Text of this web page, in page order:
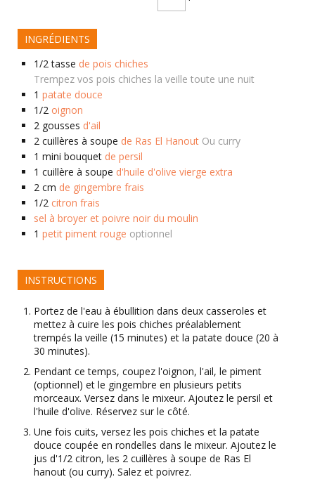
INGRÉDIENTS
1/2 tasse de pois chiches
Trempez vos pois chiches la veille toute une nuit
1 patate douce
1/2 oignon
2 gousses d'ail
2 cuillères à soupe de Ras El Hanout Ou curry
1 mini bouquet de persil
1 cuillère à soupe d'huile d'olive vierge extra
2 cm de gingembre frais
1/2 citron frais
sel à broyer et poivre noir du moulin
1 petit piment rouge optionnel
INSTRUCTIONS
Portez de l'eau à ébullition dans deux casseroles et
mettez à cuire les pois chiches préalablement
trempés la veille (15 minutes) et la patate douce (20 à
30 minutes).
Pendant ce temps, coupez l'oignon, l'ail, le piment
(optionnel) et le gingembre en plusieurs petits
morceaux. Versez dans le mixeur. Ajoutez le persil et
l'huile d'olive. Réservez sur le côté.
Une fois cuits, versez les pois chiches et la patate
douce coupée en rondelles dans le mixeur. Ajoutez le
jus d'1/2 citron, les 2 cuillères à soupe de Ras El
hanout (ou curry). Salez et poivrez.